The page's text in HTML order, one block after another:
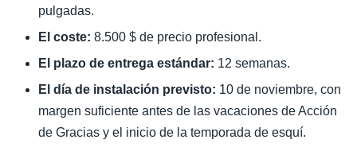
pulgadas.
El coste: 8.500 $ de precio profesional.
El plazo de entrega estándar: 12 semanas.
El día de instalación previsto: 10 de noviembre, con
margen suficiente antes de las vacaciones de Acción
de Gracias y el inicio de la temporada de esquí.